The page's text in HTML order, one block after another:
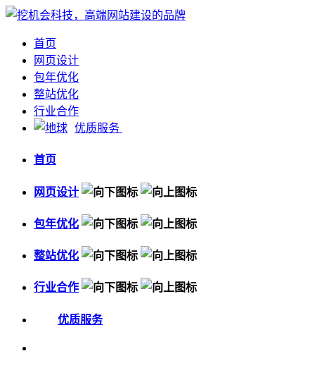
首页
网页设计
包年优化
整站优化
行业合作
优质服务
首页
网页设计
包年优化
整站优化
行业合作
优质服务